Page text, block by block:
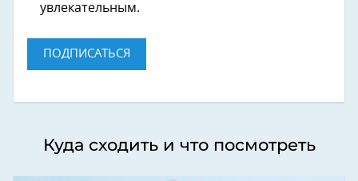
увлекательным.
ПОДПИСАТЬСЯ
Куда сходить и что посмотреть